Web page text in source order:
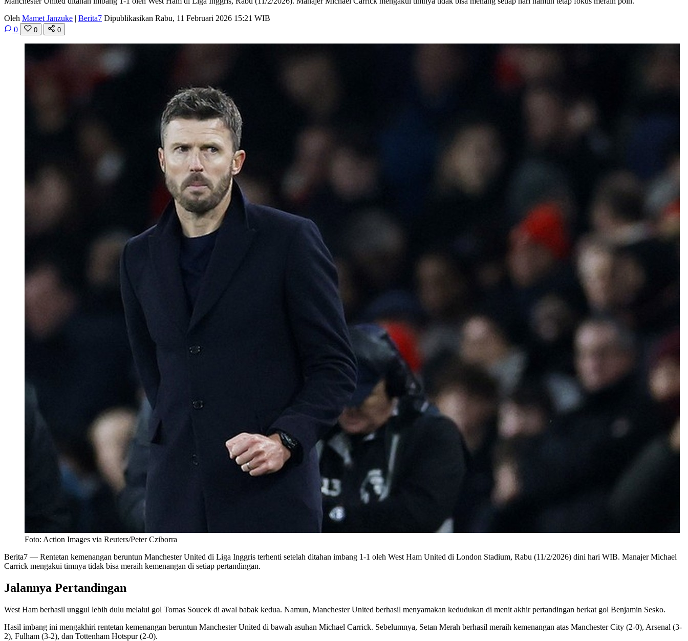
Oleh Mamet Janzuke | Berita7 Dipublikasikan Rabu, 11 Februari 2026 15:21 WIB
0
0 0
Foto: Action Images via Reuters/Peter Cziborra
Berita7 — Rentetan kemenangan beruntun Manchester United di Liga Inggris terhenti setelah ditahan imbang 1-1 oleh West Ham United di London Stadium, Rabu (11/2/2026) dini hari WIB. Manajer Michael
Carrick mengakui timnya tidak bisa meraih kemenangan di setiap pertandingan.
Jalannya Pertandingan
West Ham berhasil unggul lebih dulu melalui gol Tomas Soucek di awal babak kedua. Namun, Manchester United berhasil menyamakan kedudukan di menit akhir pertandingan berkat gol Benjamin Sesko.
Hasil imbang ini mengakhiri rentetan kemenangan beruntun Manchester United di bawah asuhan Michael Carrick. Sebelumnya, Setan Merah berhasil meraih kemenangan atas Manchester City (2-0), Arsenal (3-
2), Fulham (3-2), dan Tottenham Hotspur (2-0).